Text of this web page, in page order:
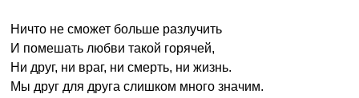
Ничто не сможет больше разлучить
И помешать любви такой горячей,
Ни друг, ни враг, ни смерть, ни жизнь.
Мы друг для друга слишком много значим.